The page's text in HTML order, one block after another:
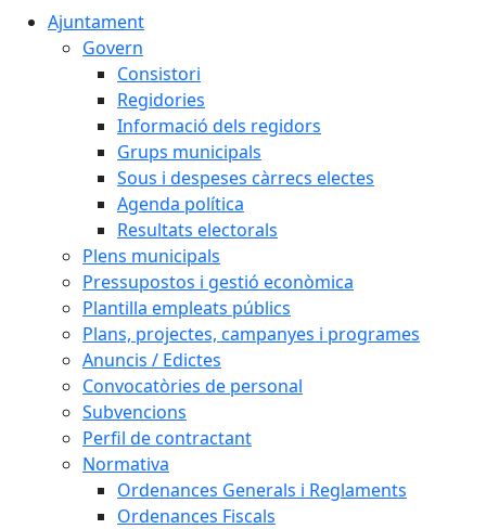
Ajuntament
Govern
Consistori
Regidories
Informació dels regidors
Grups municipals
Sous i despeses càrrecs electes
Agenda política
Resultats electorals
Plens municipals
Pressupostos i gestió econòmica
Plantilla empleats públics
Plans, projectes, campanyes i programes
Anuncis / Edictes
Convocatòries de personal
Subvencions
Perfil de contractant
Normativa
Ordenances Generals i Reglaments
Ordenances Fiscals